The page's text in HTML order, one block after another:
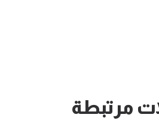
مرتبطة